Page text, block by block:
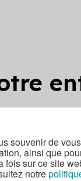
souvenir de
ainsi que
fois sur ce site
notre
de la base
la
site, merci de